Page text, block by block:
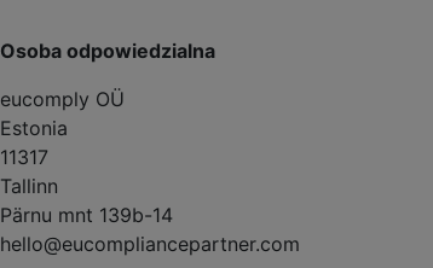
Osoba odpowiedzialna
eucomply OÜ
Estonia
11317
Tallinn
Pärnu mnt 139b-14
hello@eucompliancepartner.com